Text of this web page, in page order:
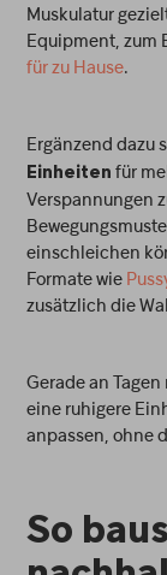
Muskulatur
Equipment, zum
für zu Hause.
Ergänzend dazu
Einheiten für
Verspannungen
einschleichen
Formate wie
zusätzlich die
Gerade an
eine ruhigere
anpassen, ohne
So